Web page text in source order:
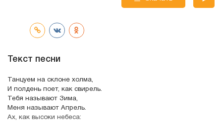
Текст песни
Танцуем на склоне холма,
И полдень поет, как свирель.
Тебя называют Зима,
Меня называют Апрель.
Ах, как высоки небеса: